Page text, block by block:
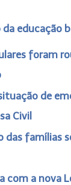
educação
foram
de
Civil
das famílias
com a nova